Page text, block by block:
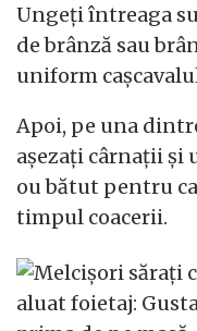
Ungeți întreaga
de brânză sau
uniform
Apoi, pe una
așezați cârnații și
ou bătut pentru
timpul coacerii.